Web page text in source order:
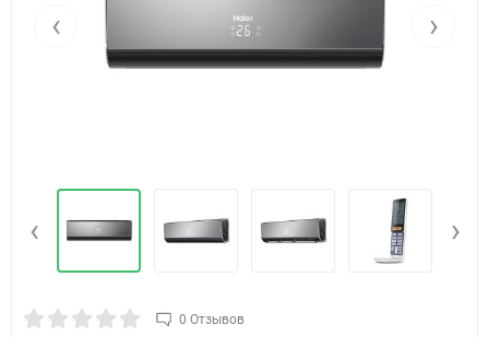
‹ ›
‹ ›
0 Отзывов